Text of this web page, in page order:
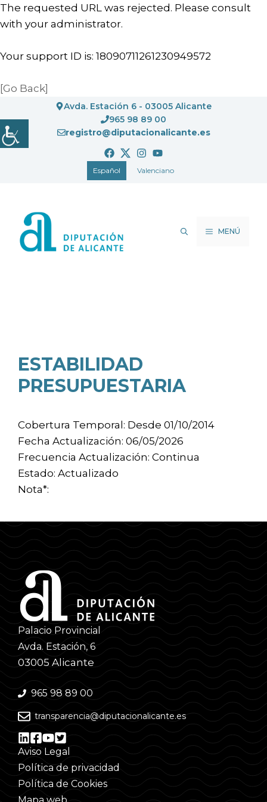
The requested URL was rejected. Please consult
with your administrator.
Your support ID is: 18090711261230949572
[Go Back]
al
contenido
Avda. Estación 6 - 03005 Alicante
965 98 89 00
registro@diputacionalicante.es
Español Valenciano
MENÚ
ESTABILIDAD
PRESUPUESTARIA
Cobertura Temporal: Desde 01/10/2014
Fecha Actualización: 06/05/2026
Frecuencia Actualización: Continua
Estado: Actualizado
Nota*:
Palacio Provincial
Avda. Estación, 6
03005 Alicante
965 98 89 00
transparencia@diputacionalicante.es
Aviso Legal
Política de privacidad
Política de Cookies
Mapa web